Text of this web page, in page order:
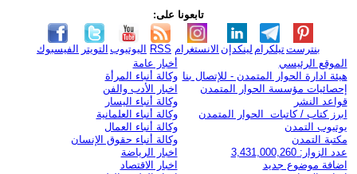
تابعونا على:
الفيسبوك التويتر اليوتيوب RSS الانستغرام لينكدإن تيلكرامبنترست
الموقع الرئيسي
هيئة ادارة الحوار المتمدن - للإتصال بنا
إحصائيات مؤسسة الحوار المتمدن
قواعد النشر
ابرز كتاب / كاتبات الحوار المتمدن
يوتيوب التمدن
مكتبة التمدن
عدد الزوار: 3,431,000,260
اضافة موضوع جديد
أخبار عامة
وكالة أنباء المرأة
اخبار الأدب والفن
وكالة أنباء اليسار
وكالة أنباء العلمانية
وكالة أنباء العمال
وكالة أنباء حقوق الإنسان
اخبار الرياضة
اخبار الاقتصاد